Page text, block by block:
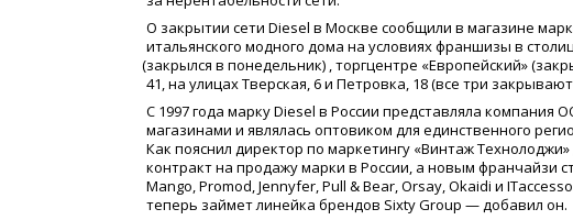
О закрытии сети Diesel в Москве сообщили в магазине
итальянского модного дома на условиях франшизы в
(закрылся в понедельник) , торгцентре «Европейский»(
41, на улицах Тверская, 6 и Петровка, 18(все три
С 1997 года марку Diesel в России представляла компания
магазинами и являлась оптовиком для единственного
Как пояснил директор по маркетингу «Винтаж Технолоджи»
контракт на продажу марки в России, а новым франчайзи
Mango, Promod, Jennyfer, Pull & Bear, Orsay, Okaidi и
теперь займет линейка брендов Sixty Group — добавил он.